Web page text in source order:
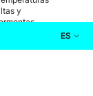
y
ES